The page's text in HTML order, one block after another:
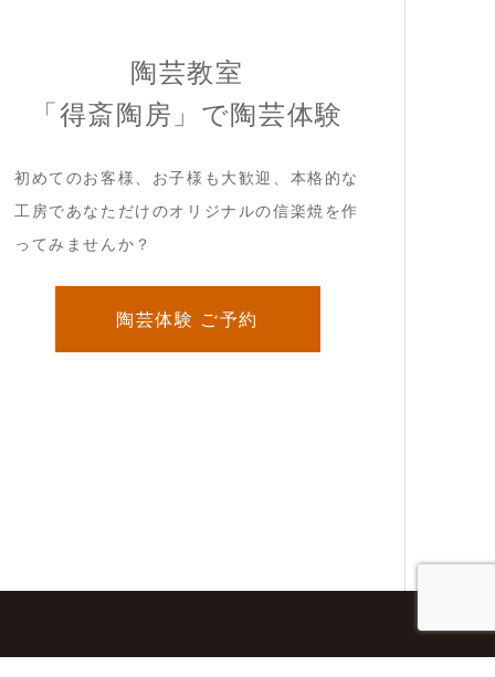
陶芸教室
「得斎陶房」で陶芸体験
初めてのお客様、お子様も大歓迎、本格的な
工房であなただけのオリジナルの信楽焼を作
ってみませんか？
陶芸体験 ご予約